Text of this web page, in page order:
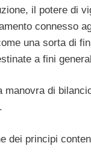
il potere di
connesso
una sorta di
a fini
manovra di
dei principi